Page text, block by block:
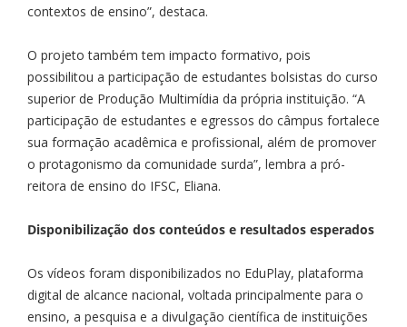
contextos de ensino”, destaca.
O projeto também tem impacto formativo, pois
possibilitou a participação de estudantes bolsistas do curso
superior de Produção Multimídia da própria instituição. “A
participação de estudantes e egressos do câmpus fortalece
sua formação acadêmica e profissional, além de promover
o protagonismo da comunidade surda”, lembra a pró-
reitora de ensino do IFSC, Eliana.
Disponibilização dos conteúdos e resultados esperados
Os vídeos foram disponibilizados no EduPlay, plataforma
digital de alcance nacional, voltada principalmente para o
ensino, a pesquisa e a divulgação científica de instituições